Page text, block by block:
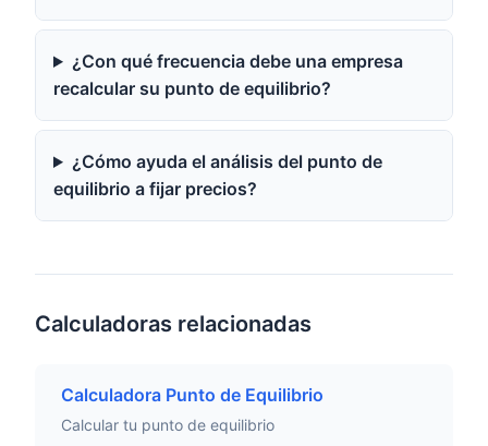
¿Con qué frecuencia debe una empresa
recalcular su punto de equilibrio?
¿Cómo ayuda el análisis del punto de
equilibrio a fijar precios?
Calculadoras relacionadas
Calculadora Punto de Equilibrio
Calcular tu punto de equilibrio